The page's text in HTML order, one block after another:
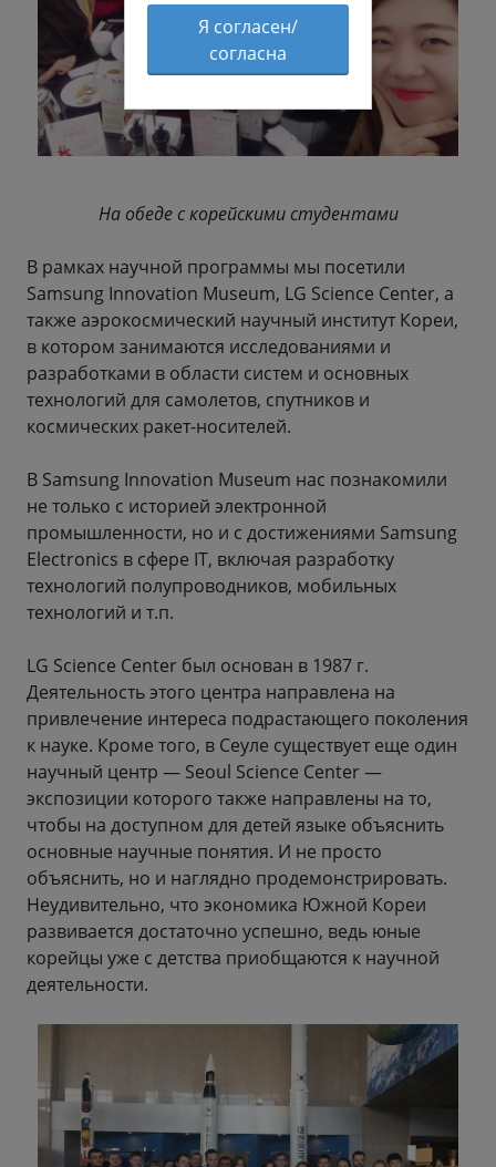
На обеде с корейскими студентами
В рамках научной программы мы посетили
Samsung Innovation Museum, LG Science Center, а
также аэрокосмический научный институт Кореи,
в котором занимаются исследованиями и
разработками в области систем и основных
технологий для самолетов, спутников и
космических ракет-носителей.
В Samsung Innovation Museum нас познакомили
не только с историей электронной
промышленности, но и с достижениями Samsung
Electronics в сфере IT, включая разработку
технологий полупроводников, мобильных
технологий и т.п.
LG Science Center был основан в 1987 г.
Деятельность этого центра направлена на
привлечение интереса подрастающего поколения
к науке. Кроме того, в Сеуле существует еще один
научный центр — Seoul Science Center —
экспозиции которого также направлены на то,
чтобы на доступном для детей языке объяснить
основные научные понятия. И не просто
объяснить, но и наглядно продемонстрировать.
Неудивительно, что экономика Южной Кореи
развивается достаточно успешно, ведь юные
корейцы уже с детства приобщаются к научной
деятельности.
Я согласен/
согласна